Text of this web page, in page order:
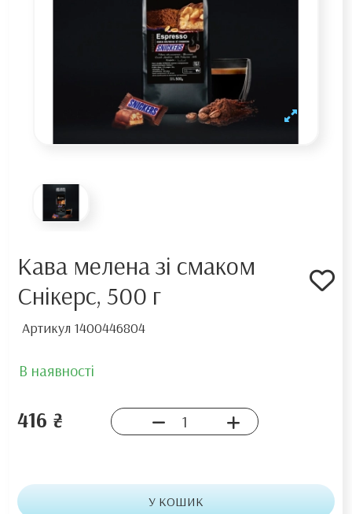
Кава мелена зі смаком
Снікерс, 500 г
Артикул 1400446804
В наявності
416 ₴
У КОШИК